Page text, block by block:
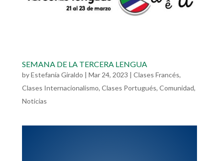
SEMANA DE LA TERCERA LENGUA
byEstefanía Giraldo | Mar 24, 2023 | Clases Francés,
Clases Internacionalismo, Clases Portugués, Comunidad,
Noticias